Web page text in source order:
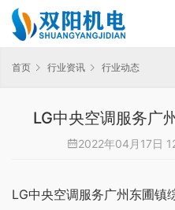
首页 行业资讯 行业动态
LG中央空调服务广
2022年04月17日
LG中央空调服务广州东圃镇